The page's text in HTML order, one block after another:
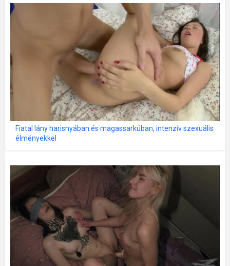
Fiatal lány harisnyában és magassarkúban, intenzív szexuális
élményekkel